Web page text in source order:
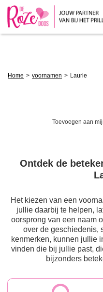
Home voornamen Laurie
Toevoegen aan
Ontdek de
Het kiezen van een
jullie daarbij te helpen,
oorsprong van een naam
over de geschiedenis,
kenmerken, kunnen jullie
vinden die bij jullie past,
bijzonders